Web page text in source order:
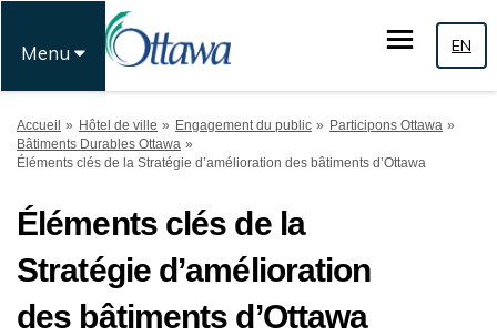
Menu EN
Vous êtes ici:
Accueil Hôtel de ville Engagement du public
Participons Ottawa
Bâtiments Durables Ottawa
Éléments clés de la Stratégie d’amélioration des bâtiments d’Ottawa
Éléments clés de la
Stratégie d’amélioration
des bâtiments d’Ottawa